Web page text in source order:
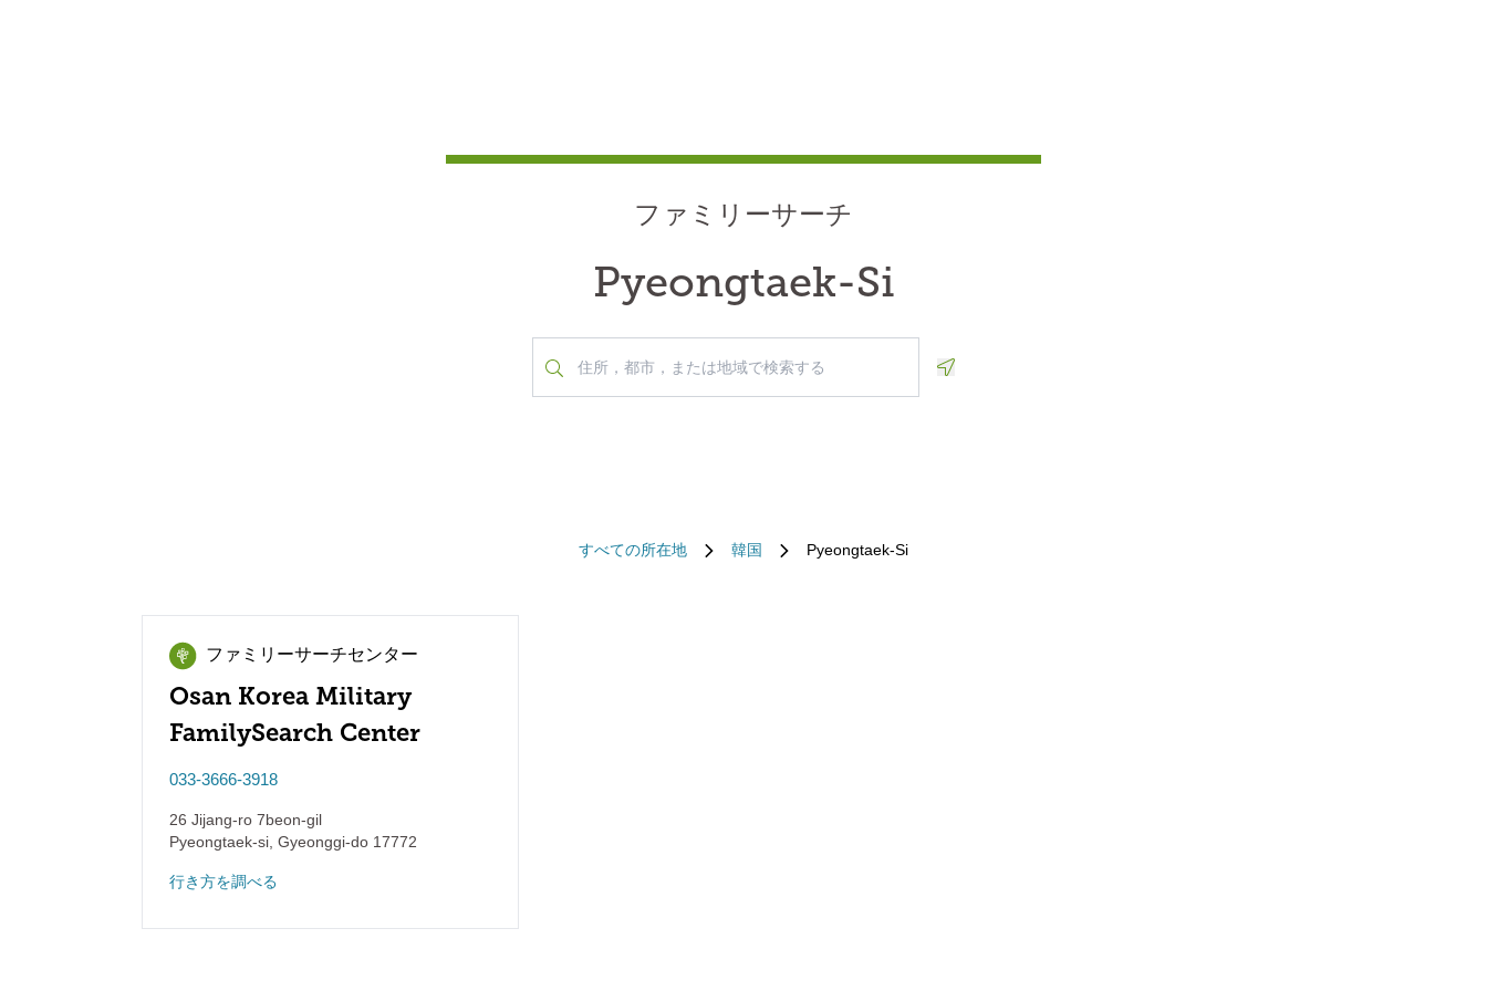
ファミリーサーチ
Pyeongtaek-Si
すべての所在地 韓国 Pyeongtaek-Si
ファミリーサーチセンター
Osan Korea Military
FamilySearch Center
033-3666-3918
26 Jijang-ro 7beon-gil
Pyeongtaek-si Gyeonggi-do 17772
行き方を調べる